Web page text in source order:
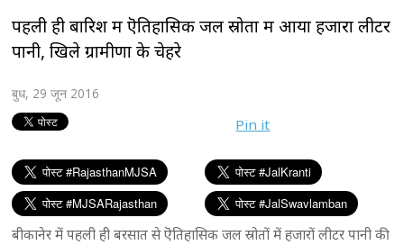
पहली ही बारिश में ऎतिहासिक जल स्रोतों में आया हजारों लीटर
पानी, खिले ग्रामीणों के चेहरे
बुध, 29 जून 2016
Pin it
बीकानेर में पहली ही बरसात से ऎतिहासिक जल स्रोतों में हजारों लीटर पानी की